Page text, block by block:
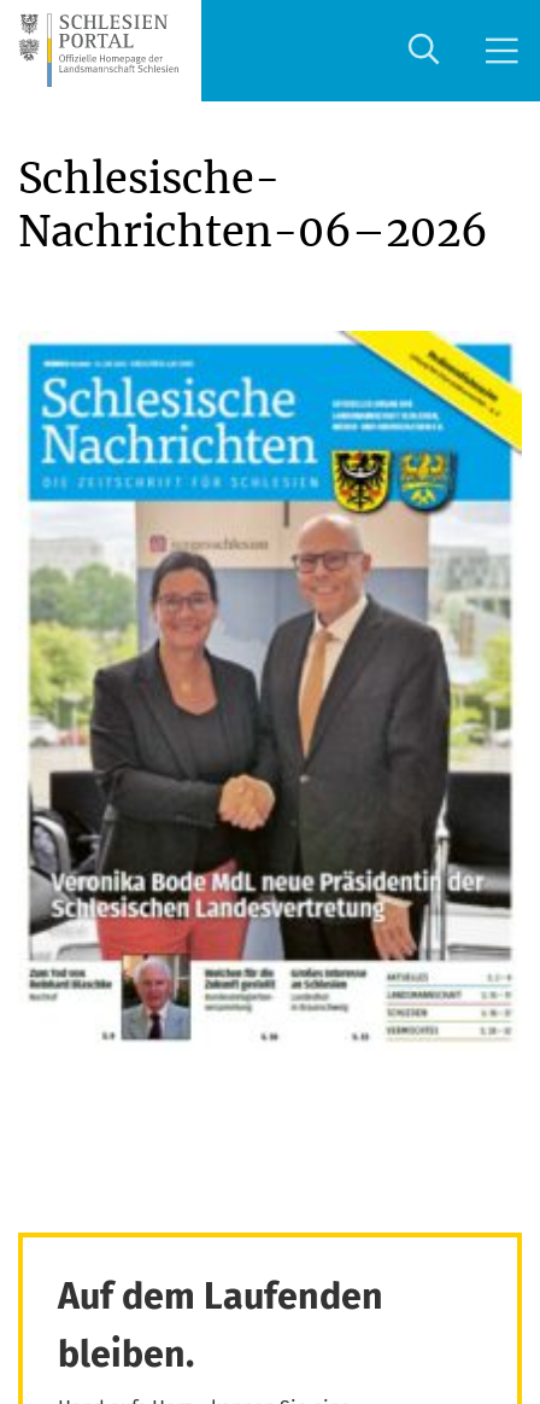
Schlesische-
Nachrichten-06–2026
Auf dem Laufenden
bleiben.